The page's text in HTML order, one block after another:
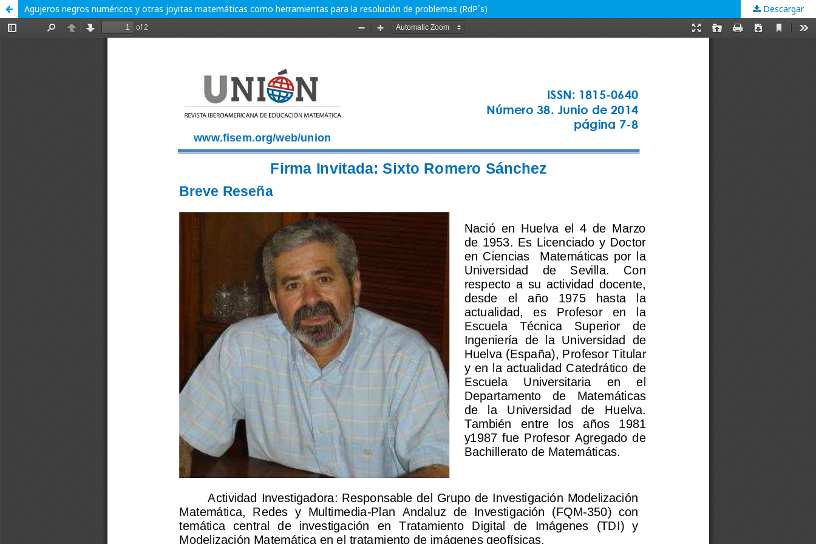
Agujeros negros numéricos y otras joyitas matemáticas como herramientas para la resolución de problemas (RdP´s) Descargar